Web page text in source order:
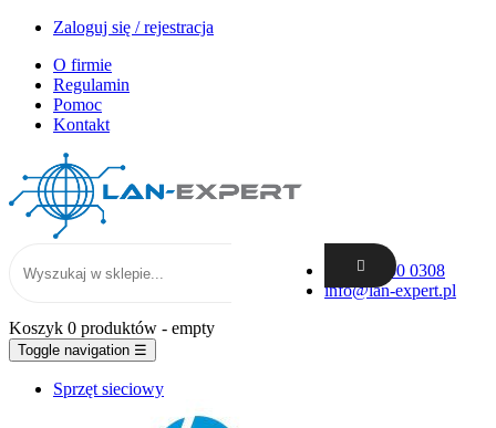
Zaloguj się / rejestracja
O firmie
Regulamin
Pomoc
Kontakt
+48 62 300 0308
info@lan-expert.pl
Koszyk 0 produktów - empty
Toggle navigation ☰
Sprzęt sieciowy